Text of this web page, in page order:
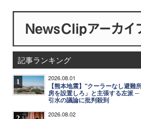
記事ランキング
1 2026.08.01
【熊本地震】"クーラーなし避難
房を設置しろ」と主張する左派
引水の議論に批判殺到
2026.08.02